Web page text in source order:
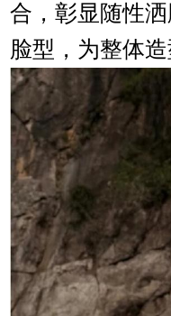
合，彰显随性
脸型，为整体造